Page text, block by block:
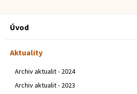
Úvod
Aktuality
Archiv aktualit - 2024
Archiv aktualit - 2023